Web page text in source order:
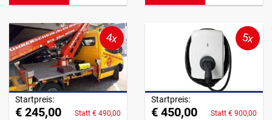
4x
Startpreis:
€ 245,00 Statt € 490,00
5x
Startpreis:
€ 450,00 Statt € 900,00